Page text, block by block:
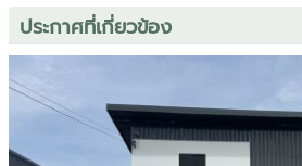
ประกาศที่เกี่ยวข้อง